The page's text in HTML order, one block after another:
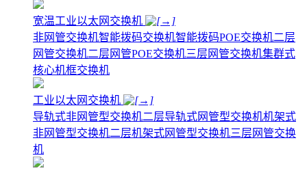
宽温工业以太网交换机
非网管交换机智能拨码交换机智能拨码POE交换机二层
网管交换机二层网管POE交换机三层网管交换机集群式
核心机框交换机
工业以太网交换机
导轨式非网管型交换机二层导轨式网管型交换机机架式
非网管型交换机二层机架式网管型交换机三层网管交换
机